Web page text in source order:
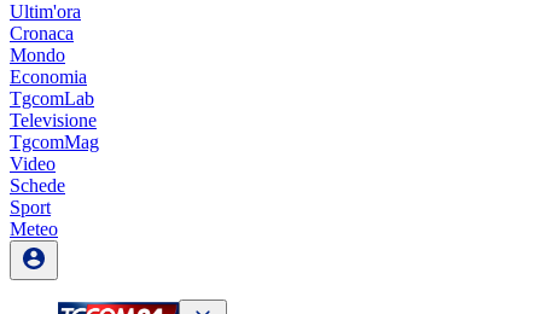
Ultim'ora
Cronaca
Mondo
Economia
TgcomLab
Televisione
TgcomMag
Video
Schede
Sport
Meteo